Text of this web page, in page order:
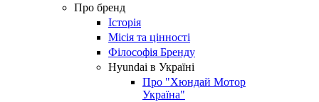
Про бренд
Історія
Місія та цінності
Філософія Бренду
Hyundai в Україні
Про "Хюндай Мотор
Україна"